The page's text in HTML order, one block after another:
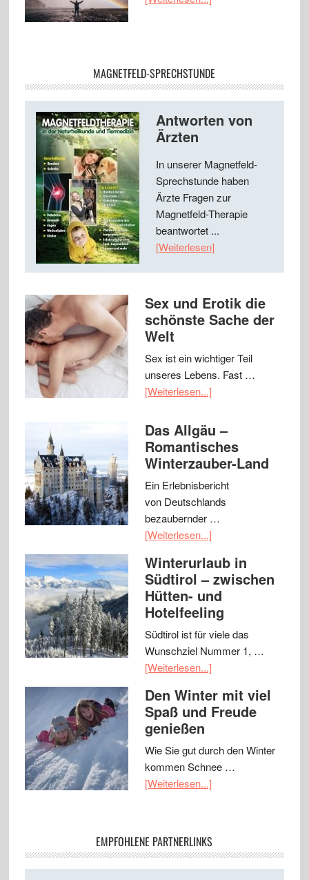
MAGNETFELD-SPRECHSTUNDE
Antworten von
Ärzten
In unserer Magnetfeld-
Sprechstunde haben
Ärzte Fragen zur
Magnetfeld-Therapie
beantwortet ...
[Weiterlesen]
Sex und Erotik die
schönste Sache der
Welt
Sex ist ein wichtiger Teil
unseres Lebens. Fast …
[Weiterlesen...]
Das Allgäu –
Romantisches
Winterzauber-Land
Ein Erlebnisbericht
von Deutschlands
bezaubernder …
[Weiterlesen...]
Winterurlaub in
Südtirol – zwischen
Hütten- und
Hotelfeeling
Südtirol ist für viele das
Wunschziel Nummer 1, …
[Weiterlesen...]
Den Winter mit viel
Spaß und Freude
genießen
Wie Sie gut durch den Winter
kommen Schnee …
[Weiterlesen...]
EMPFOHLENE PARTNERLINKS